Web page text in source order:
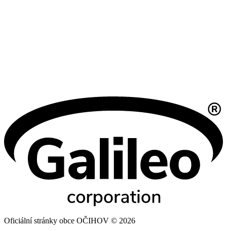
Oficiální stránky obce OČIHOV © 2026